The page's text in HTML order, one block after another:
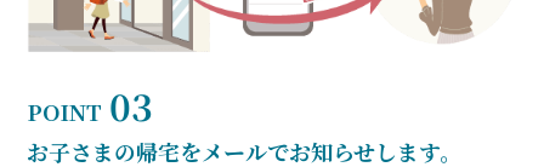
POINT 03
お子さまの帰宅をメールでお知らせします。